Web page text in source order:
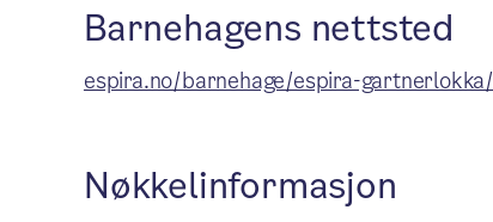
Barnehagens nettsted
espira.no/barnehage/espira-gartnerlokka/
Nøkkelinformasjon